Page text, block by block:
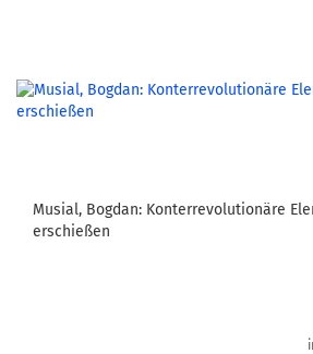
Musial, Bogdan: Konterrevolutionäre
erschießen